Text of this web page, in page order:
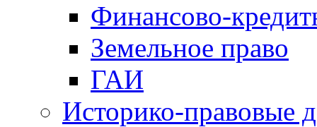
Финансово-
Земельное право
ГАИ
Историко-правовые